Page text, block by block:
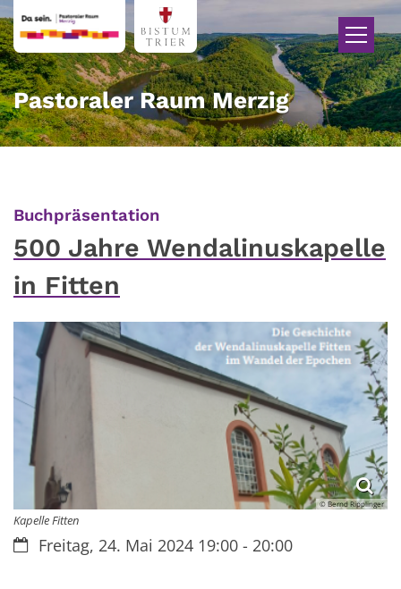
Zum Inhalt springen
Pastoraler Raum Merzig
Buchpräsentation
500 Jahre Wendalinuskapelle
in Fitten
© Bernd Ripplinger
Kapelle Fitten
Datum:Freitag, 24. Mai 2024 19:00 - 20:00